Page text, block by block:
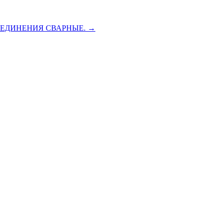
СВАРНЫЕ. →